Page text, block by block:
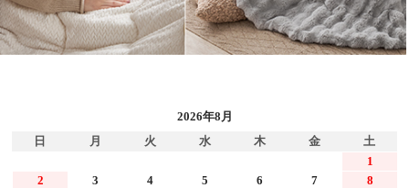
2026年8月
日
月 火 水 木 金
土
1
2
3 4 5 6 7
8